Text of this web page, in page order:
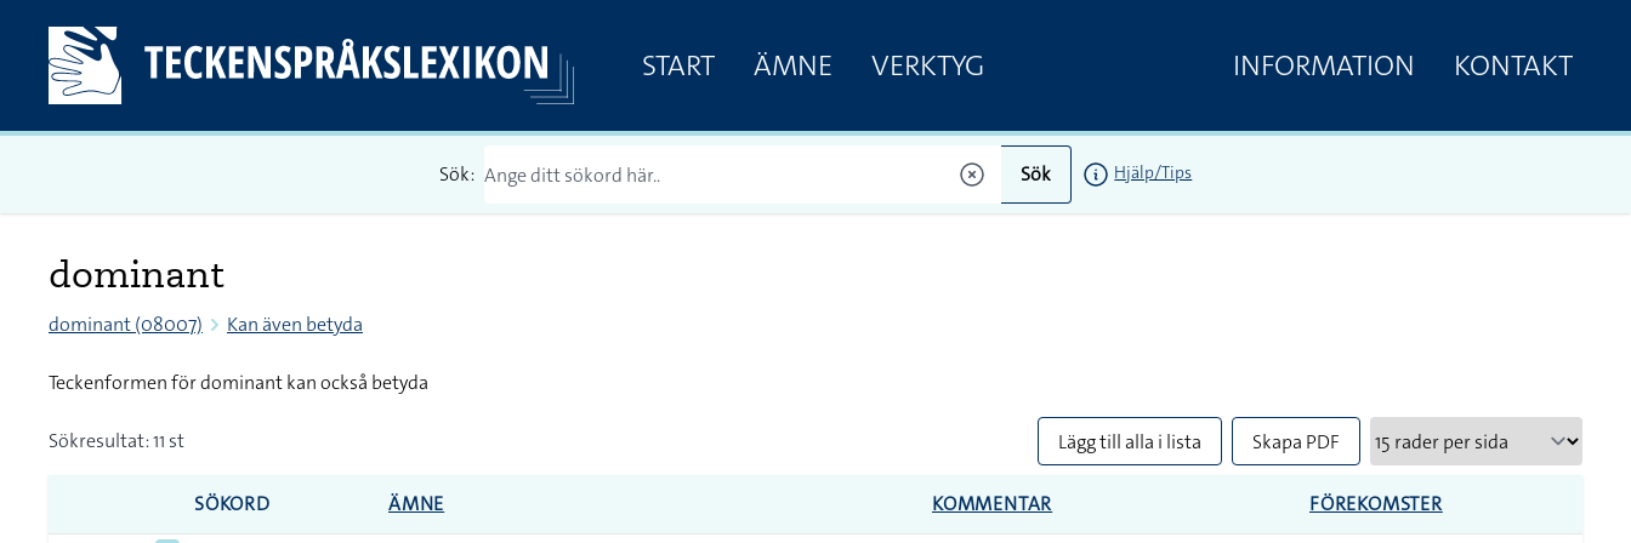
START ÄMNE VERKTYG INFORMATION KONTAKT
Sök: Sök Hjälp/Tips
dominant
dominant (08007) Kan även betyda
Teckenformen för dominant kan också betyda
Sökresultat: 11 st Lägg till alla i lista Skapa PDF
SÖKORD ÄMNE KOMMENTAR FÖREKOMSTER